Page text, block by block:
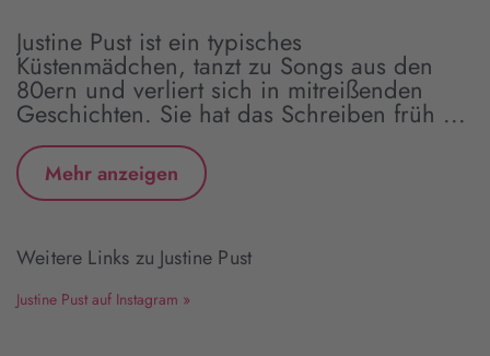
Justine Pust ist ein typisches
Küstenmädchen, tanzt zu Songs aus den
80ern und verliert sich in mitreißenden
Geschichten. Sie hat das Schreiben früh ...
Mehr anzeigen
Weitere Links zu Justine Pust
Justine Pust auf Instagram »